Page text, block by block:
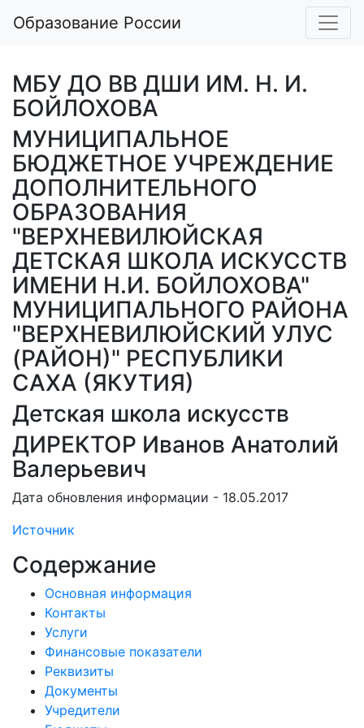
Образование России
МБУ ДО ВВ ДШИ ИМ. Н. И.
БОЙЛОХОВА
МУНИЦИПАЛЬНОЕ
БЮДЖЕТНОЕ УЧРЕЖДЕНИЕ
ДОПОЛНИТЕЛЬНОГО
ОБРАЗОВАНИЯ
"ВЕРХНЕВИЛЮЙСКАЯ
ДЕТСКАЯ ШКОЛА ИСКУССТВ
ИМЕНИ Н.И. БОЙЛОХОВА"
МУНИЦИПАЛЬНОГО РАЙОНА
"ВЕРХНЕВИЛЮЙСКИЙ УЛУС
(РАЙОН)" РЕСПУБЛИКИ
САХА (ЯКУТИЯ)
Детская школа искусств
ДИРЕКТОР Иванов Анатолий
Валерьевич
Дата обновления информации - 18.05.2017
Источник
Содержание
Основная информация
Контакты
Услуги
Финансовые показатели
Реквизиты
Документы
Учредители